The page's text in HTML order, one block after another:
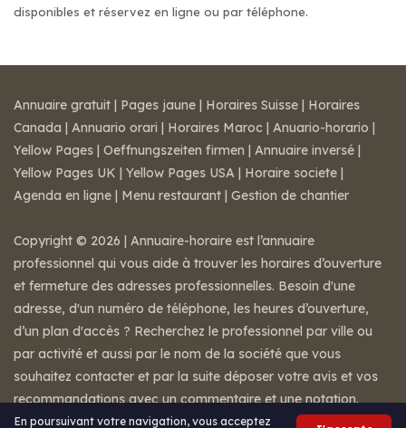
disponibles et réservez en ligne ou par téléphone.
En poursuivant votre navigation, vous acceptez
Annuaire gratuit | Pages jaune | Horaires Suisse | Horaires
Canada | Annuario orari | Horaires Maroc | Anuario-horario |
Yellow Pages | Oeffnungszeiten firmen | Annuaire inversé |
Yellow Pages UK | Yellow Pages USA | Horaire societe |
Agenda en ligne | Menu restaurant | Gestion de chantier
Copyright © 2026 | Annuaire-horaire est l’annuaire
professionnel qui vous aide à trouver les horaires d’ouverture
et fermeture des adresses professionnelles. Besoin d'une
adresse, d'un numéro de téléphone, les heures d’ouverture,
d’un plan d'accès ? Recherchez le professionnel par ville ou
par activité et aussi par le nom de la société que vous
souhaitez contacter et par la suite déposer votre avis et vos
recommandations avec un commentaire et une notation.
Mentions légales-Conditions de ventes-Contact